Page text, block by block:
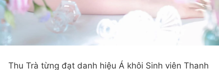
Thu Trà từng đạt danh hiệu Á khôi Sinh viên Thanh